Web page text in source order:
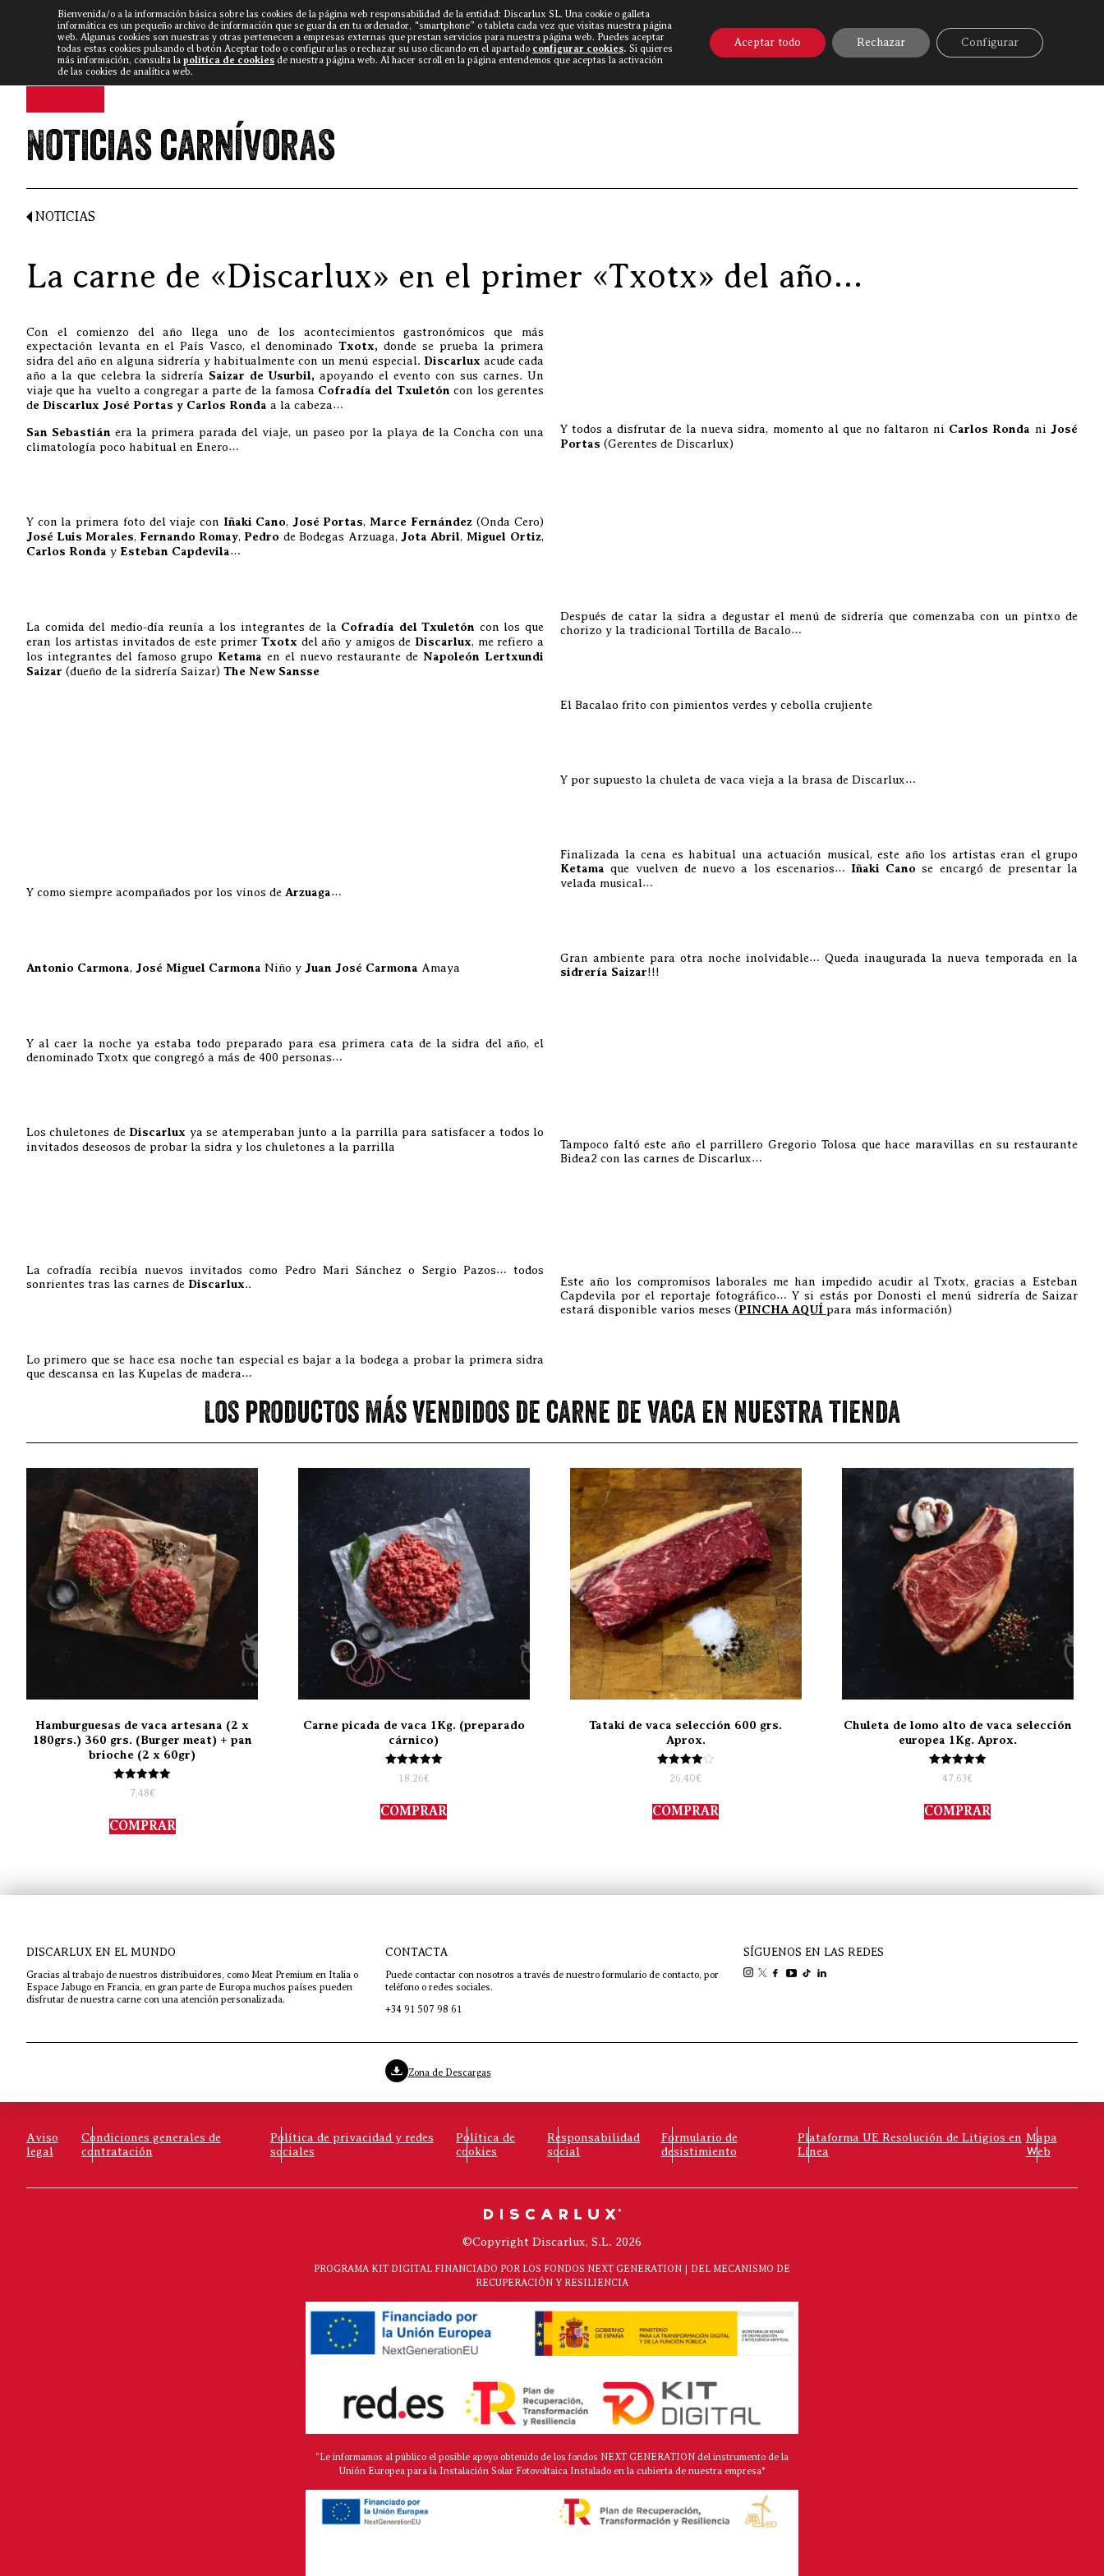
DISCARLUX▼ NOTICIAS VÍDEOS FISTERRA BOVINE WORLD▼ CONTACTO
Noticias carnívoras
NOTICIAS
La carne de «Discarlux» en el primer «Txotx» del año…
Con el comienzo del año llega uno de los acontecimientos gastronómicos que más
expectación levanta en el País Vasco, el denominado Txotx, donde se prueba la primera
sidra del año en alguna sidrería y habitualmente con un menú especial. Discarlux acude cada
año a la que celebra la sidrería Saizar de Usurbil, apoyando el evento con sus carnes. Un
viaje que ha vuelto a congregar a parte de la famosa Cofradía del Txuletón con los gerentes
de Discarlux José Portas y Carlos Ronda a la cabeza…
San Sebastián era la primera parada del viaje, un paseo por la playa de la Concha con una
climatología poco habitual en Enero…
Y con la primera foto del viaje con Iñaki Cano, José Portas, Marce Fernández (Onda Cero)
José Luis Morales, Fernando Romay, Pedro de Bodegas Arzuaga, Jota Abril, Miguel Ortiz,
Carlos Ronda y Esteban Capdevila…
La comida del medio-día reunía a los integrantes de la Cofradía del Txuletón con los que
eran los artistas invitados de este primer Txotx del año y amigos de Discarlux, me refiero a
los integrantes del famoso grupo Ketama en el nuevo restaurante de Napoleón Lertxundi
Saizar (dueño de la sidrería Saizar) The New Sansse
Y como siempre acompañados por los vinos de Arzuaga…
Antonio Carmona, José Miguel Carmona Niño y Juan José Carmona Amaya
Y al caer la noche ya estaba todo preparado para esa primera cata de la sidra del año, el
denominado Txotx que congregó a más de 400 personas…
Los chuletones de Discarlux ya se atemperaban junto a la parrilla para satisfacer a todos lo
invitados deseosos de probar la sidra y los chuletones a la parrilla
La cofradía recibía nuevos invitados como Pedro Mari Sánchez o Sergio Pazos… todos
sonrientes tras las carnes de Discarlux..
Lo primero que se hace esa noche tan especial es bajar a la bodega a probar la primera sidra
que descansa en las Kupelas de madera…
Y todos a disfrutar de la nueva sidra, momento al que no faltaron ni Carlos Ronda ni José
Portas (Gerentes de Discarlux)
Después de catar la sidra a degustar el menú de sidrería que comenzaba con un pintxo de
chorizo y la tradicional Tortilla de Bacalo…
El Bacalao frito con pimientos verdes y cebolla crujiente
Y por supuesto la chuleta de vaca vieja a la brasa de Discarlux…
Finalizada la cena es habitual una actuación musical, este año los artistas eran el grupo
Ketama que vuelven de nuevo a los escenarios… Iñaki Cano se encargó de presentar la
velada musical…
Gran ambiente para otra noche inolvidable… Queda inaugurada la nueva temporada en la
sidrería Saizar!!!
Tampoco faltó este año el parrillero Gregorio Tolosa que hace maravillas en su restaurante
Bidea2 con las carnes de Discarlux…
Este año los compromisos laborales me han impedido acudir al Txotx, gracias a Esteban
Capdevila por el reportaje fotográfico… Y si estás por Donosti el menú sidrería de Saizar
estará disponible varios meses (PINCHA AQUÍ para más información)
Los productos más vendidos de carne de vaca en nuestra tienda
Hamburguesas de vaca artesana (2 x
180grs.) 360 grs. (Burger meat) + pan
brioche (2 x 60gr)
Valorado
con
de 5
7,48€
COMPRAR
Carne picada de vaca 1Kg. (preparado
cárnico)
Valorado
con
de 5
18,26€
COMPRAR
Tataki de vaca selección 600 grs.
Aprox.
Valorado
con
de 5
26,40€
COMPRAR
Chuleta de lomo alto de vaca selección
europea 1Kg. Aprox.
Valorado
con
de 5
47,63€
COMPRAR
DISCARLUX EN EL MUNDO
Gracias al trabajo de nuestros distribuidores, como Meat Premium en Italia o
Espace Jabugo en Francia, en gran parte de Europa muchos países pueden
disfrutar de nuestra carne con una atención personalizada.
CONTACTA
Puede contactar con nosotros a través de nuestro formulario de contacto, por
teléfono o redes sociales.
+34 91 507 98 61
SÍGUENOS EN LAS REDES
Zona de Descargas
Aviso
legal
Condiciones generales de
contratación
Política de privacidad y redes
sociales
Política de
cookies
Responsabilidad
social
Formulario de
desistimiento
Plataforma UE Resolución de Litigios en
Línea
Mapa
Web
©Copyright Discarlux, S.L. 2026
PROGRAMA KIT DIGITAL FINANCIADO POR LOS FONDOS NEXT GENERATION | DEL MECANISMO DE
RECUPERACIÓN Y RESILIENCIA
"Le informamos al público el posible apoyo obtenido de los fondos NEXT GENERATION del instrumento de la
Unión Europea para la Instalación Solar Fotovoltaica Instalado en la cubierta de nuestra empresa*
Bienvenida/o a la información básica sobre las cookies de la página web responsabilidad de la entidad: Discarlux SL. Una cookie o galleta
informática es un pequeño archivo de información que se guarda en tu ordenador, “smartphone” o tableta cada vez que visitas nuestra página
web. Algunas cookies son nuestras y otras pertenecen a empresas externas que prestan servicios para nuestra página web. Puedes aceptar
todas estas cookies pulsando el botón Aceptar todo o configurarlas o rechazar su uso clicando en el apartado configurar cookies. Si quieres
más información, consulta la política de cookies de nuestra página web. Al hacer scroll en la página entendemos que aceptas la activación
de las cookies de analítica web.
Aceptar todo Rechazar Configurar